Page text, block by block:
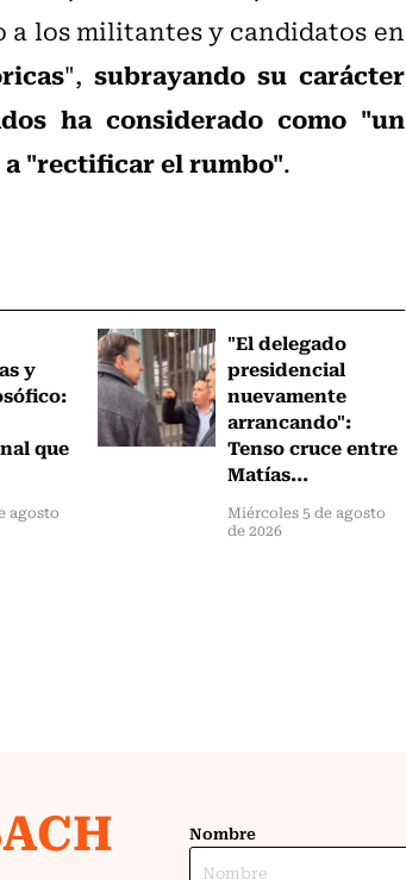
a los militantes y candidatos en
", subrayando su carácter
ha considerado como "un
"rectificar el rumbo".
y
que
agosto
"El delegado
presidencial
nuevamente
arrancando":
Tenso cruce entre
Matías...
Miércoles 5 de agosto
de 2026